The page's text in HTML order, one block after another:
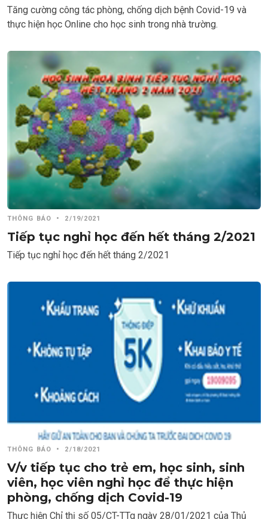
Tăng cường công tác phòng, chống dịch bệnh Covid-19 và
thực hiện học Online cho học sinh trong nhà trường.
THÔNG BÁO • 2/19/2021
Tiếp tục nghỉ học đến hết tháng 2/2021
Tiếp tục nghỉ học đến hết tháng 2/2021
THÔNG BÁO • 2/18/2021
V/v tiếp tục cho trẻ em, học sinh, sinh
viên, học viên nghỉ học để thực hiện
phòng, chống dịch Covid-19
Thực hiện Chỉ thị số 05/CT-TTg ngày 28/01/2021 của Thủ